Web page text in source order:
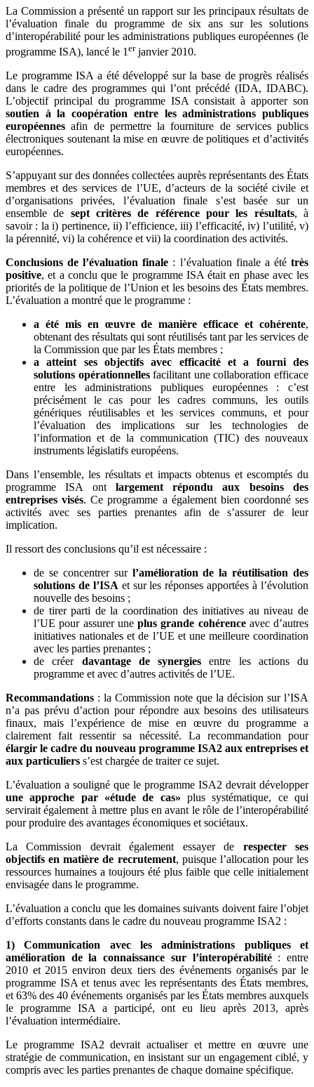
La Commission a présenté un rapport sur les principaux résultats de
l’évaluation finale du programme de six ans sur les solutions
d’interopérabilité pour les administrations publiques européennes (le
programme ISA), lancé le 1 erjanvier 2010.
Le programme ISA a été développé sur la base de progrès réalisés
dans le cadre des programmes qui l’ont précédé (IDA, IDABC).
L’objectif principal du programme ISA consistait à apporter son
soutien à la coopération entre les administrations publiques
européennes afin de permettre la fourniture de services publics
électroniques soutenant la mise en œuvre de politiques et d’activités
européennes.
S’appuyant sur des données collectées auprès représentants des États
membres et des services de l’UE, d’acteurs de la société civile et
d’organisations privées, l’évaluation finale s’est basée sur un
ensemble de sept critères de référence pour les résultats, à
savoir : la i) pertinence, ii) l’efficience, iii) l’efficacité, iv) l’utilité, v)
la pérennité, vi) la cohérence et vii) la coordination des activités.
Conclusions de l’évaluation finale : l’évaluation finale a ététrès
positive, et a conclu que le programme ISA était en phase avec les
priorités de la politique de l’Union et les besoins des États membres.
L’évaluation a montré que le programme :
a été mis en œuvre de manière efficace et cohérente,
obtenant des résultats qui sont réutilisés tant par les services de
la Commission que par les États membres ;
a atteint ses objectifs avec efficacité et a fourni des
solutions opérationnellesfacilitant une collaboration efficace
entre les administrations publiques européennes : c’est
précisément le cas pour les cadres communs, les outils
génériques réutilisables et les services communs, et pour
l’évaluation des implications sur les technologies de
l’information et de la communication (TIC) des nouveaux
instruments législatifs européens.
Dans l’ensemble, les résultats et impacts obtenus et escomptés du
programme ISA ont largement répondu aux besoins des
entreprises visés. Ce programme a également bien coordonné ses
activités avec ses parties prenantes afin de s’assurer de leur
implication.
Il ressort des conclusions qu’il est nécessaire :
de se concentrer sur l’amélioration de la réutilisation des
solutions de l’ISA et sur les réponses apportées à l’évolution
nouvelle des besoins ;
de tirer parti de la coordination des initiatives au niveau de
l’UE pour assurer une plus grande cohérenceavec d’autres
initiatives nationales et de l’UE et une meilleure coordination
avec les parties prenantes ;
de créer davantage de synergies entre les actions du
programme et avec d’autres activités de l’UE.
Recommandations : la Commission note que la décision sur l’ISA
n’a pas prévu d’action pour répondre aux besoins des utilisateurs
finaux, mais l’expérience de mise en œuvre du programme a
clairement fait ressentir sa nécessité. La recommandation pour
élargir le cadre du nouveau programme ISA2 aux entreprises et
aux particuliers s’est chargée de traiter ce sujet.
L’évaluation a souligné que le programme ISA2 devrait développer
une approche par «étude de cas» plus systématique, ce qui
servirait également à mettre plus en avant le rôle de l’interopérabilité
pour produire des avantages économiques et sociétaux.
La Commission devrait également essayer de respecter ses
objectifs en matière de recrutement, puisque l’allocation pour les
ressources humaines a toujours été plus faible que celle initialement
envisagée dans le programme.
L’évaluation a conclu que les domaines suivants doivent faire l’objet
d’efforts constants dans le cadre du nouveau programme ISA2 :
1) Communication avec les administrations publiques et
amélioration de la connaissance sur l’interopérabilité: entre
2010 et 2015 environ deux tiers des événements organisés par le
programme ISA et tenus avec les représentants des États membres,
et 63% des 40 événements organisés par les États membres auxquels
le programme ISA a participé, ont eu lieu après 2013, après
l’évaluation intermédiaire.
Le programme ISA2 devrait actualiser et mettre en œuvre une
stratégie de communication, en insistant sur un engagement ciblé, y
compris avec les parties prenantes de chaque domaine spécifique.